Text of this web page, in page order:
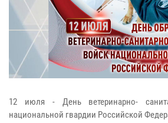
12 июля - День ветеринарно-
национальной гвардии Российской